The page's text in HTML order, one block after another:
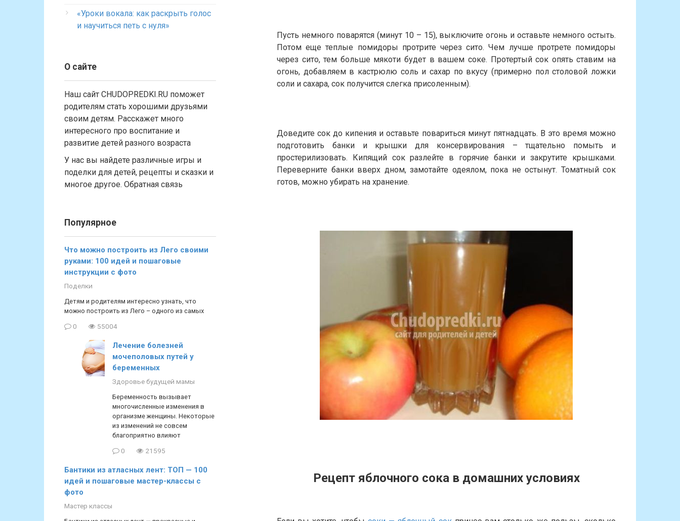
Пусть немного поварятся (минут 10 – 15), выключите огонь и оставьте немного остыть.
Потом еще теплые помидоры протрите через сито. Чем лучше протрете помидоры
через сито, тем больше мякоти будет в вашем соке. Протертый сок опять ставим на
огонь, добавляем в кастрюлю соль и сахар по вкусу (примерно пол столовой ложки
соли и сахара, сок получится слегка присоленным).
Доведите сок до кипения и оставьте повариться минут пятнадцать. В это время можно
подготовить банки и крышки для консервирования – тщательно помыть и
простерилизовать. Кипящий сок разлейте в горячие банки и закрутите крышками.
Переверните банки вверх дном, замотайте одеялом, пока не остынут. Томатный сок
готов, можно убирать на хранение.
Рецепт яблочного сока в домашних условиях
«Уроки вокала: как раскрыть голос
и научиться петь с нуля»
О сайте
Наш сайт CHUDOPREDKI.RU поможет
родителям стать хорошими друзьями
своим детям. Расскажет много
интересного про воспитание и
развитие детей разного возраста
У нас вы найдете различные игры и
поделки для детей, рецепты и сказки и
многое другое. Обратная связь
Популярное
Что можно построить из Лего своими
руками: 100 идей и пошаговые
инструкции с фото
Поделки
Детям и родителям интересно узнать, что
можно построить из Лего – одного из самых
0 55004
Лечение болезней
мочеполовых путей у
беременных
Здоровье будущей мамы
Беременность вызывает
многочисленные изменения в
организме женщины. Некоторые
из изменений не совсем
благоприятно влияют
0 21595
Бантики из атласных лент: ТОП — 100
идей и пошаговые мастер-классы с
фото
Мастер классы